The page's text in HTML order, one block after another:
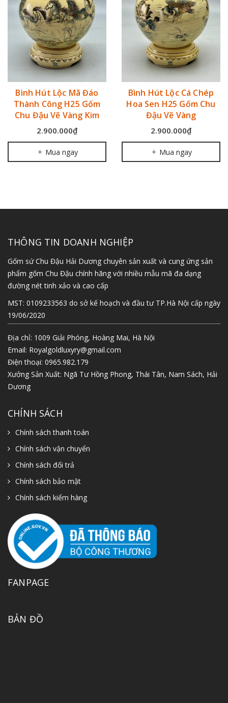
Bình Hút Lộc Cá Chép
Hoa Sen H25 Gốm Chu
Đậu Vẽ Vàng
2.900.000₫
Mua ngay
Bình Tài Lộc Sơn Thuỷ
Hữu Tình 3D Màu Xanh
Coban Cao 42cm Gốm Vẽ
Vàng
10.000.000₫
Mua ngay
THÔNG TIN DOANH NGHIỆP
Gốm sứ Chu Đậu Hải Dương chuyên sản xuất và cung ứng sản
phẩm gốm Chu Đậu chính hãng với nhiều mẫu mã đa dạng
đường nét tinh xảo và cao cấp
MST: 0109233563 do sở kế hoạch và đầu tư TP.Hà Nội cấp ngày
19/06/2020
Địa chỉ: 1009 Giải Phóng, Hoàng Mai, Hà Nội
Email: Royalgoldluxyry@gmail.com
Điện thoại: 0965.982.179
Xưởng Sản Xuất: Ngã Tư Hồng Phong, Thái Tân, Nam Sách, Hải
Dương
CHÍNH SÁCH
Chính sách thanh toán
Chính sách vận chuyển
Chính sách đổi trả
Chính sách bảo mật
Chính sách kiểm hàng
FANPAGE
BẢN ĐỒ